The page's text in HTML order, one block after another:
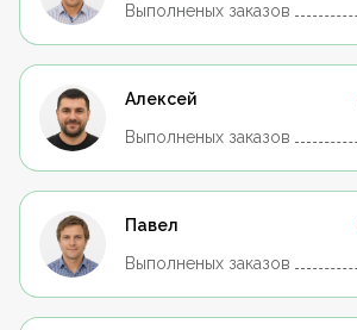
Выполненых заказов
Алексей
Выполненых заказов
Павел
Выполненых заказов